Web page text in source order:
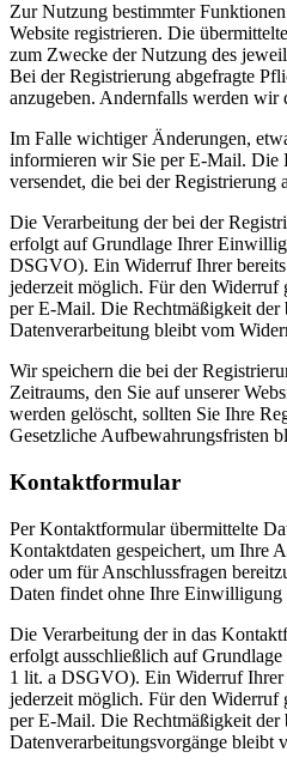
Zur Nutzung bestimmter
Website registrieren. Die
zum Zwecke der Nutzung des
Bei der Registrierung abgefragte
anzugeben. Andernfalls werden wir
Im Falle wichtiger Änderungen,
informieren wir Sie per E-Mail. Die
versendet, die bei der Registrierung
Die Verarbeitung der bei der
erfolgt auf Grundlage Ihrer
DSGVO). Ein Widerruf Ihrer
jederzeit möglich. Für den
per E-Mail. Die Rechtmäßigkeit der
Datenverarbeitung bleibt vom
Wir speichern die bei der
Zeitraums, den Sie auf unserer
werden gelöscht, sollten Sie Ihre
Gesetzliche Aufbewahrungsfristen
Kontaktformular
Per Kontaktformular übermittelte
Kontaktdaten gespeichert, um Ihre
oder um für Anschlussfragen
Daten findet ohne Ihre Einwilligung
Die Verarbeitung der in das
erfolgt ausschließlich auf
1 lit. a DSGVO). Ein Widerruf
jederzeit möglich. Für den
per E-Mail. Die Rechtmäßigkeit der
Datenverarbeitungsvorgänge bleibt